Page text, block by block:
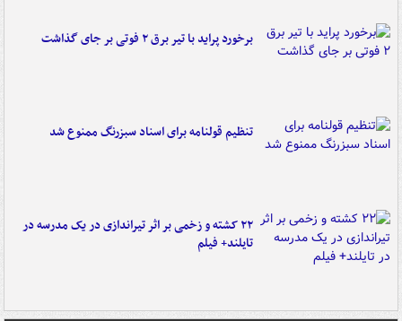
برخورد پراید با تیر برق ۲ فوتی بر جای گذاشت
تنظیم قولنامه برای اسناد سبزرنگ ممنوع شد
۲۲ کشته و زخمی بر اثر تیراندازی در یک مدرسه در
تایلند+ فیلم